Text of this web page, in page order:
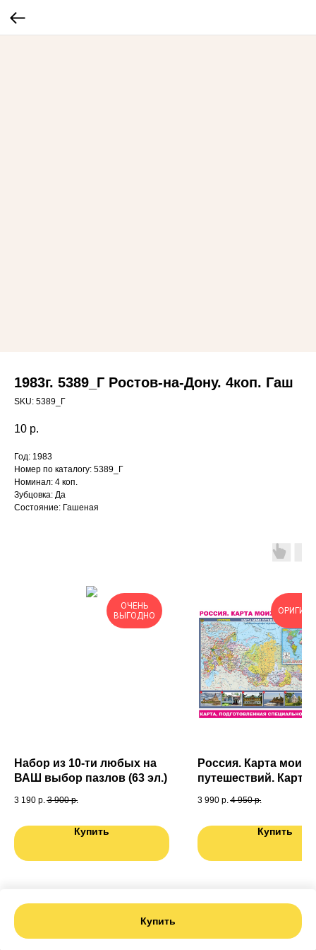
1983г. 5389_Г Ростов-на-Дону. 4коп. Гаш
SKU: 5389_Г
10 р.
Купить
Год: 1983
Номер по каталогу: 5389_Г
Номинал: 4 коп.
Зубцовка: Да
Состояние: Гашеная
ОЧЕНЬ
ВЫГОДНО
Набор из 10-ти любых на
ВАШ выбор пазлов (63 эл.)
3 190 р. 3 900 р.
Купить
Россия. Карта моих
путешествий. Карта
специально для
3 990 р. 4 950 р.
Купить